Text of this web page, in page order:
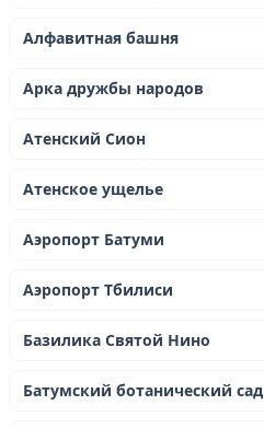
Алфавитная башня
Арка дружбы народов
Атенский Сион
Атенское ущелье
Аэропорт Батуми
Аэропорт Тбилиси
Базилика Святой Нино
Батумский ботанический сад